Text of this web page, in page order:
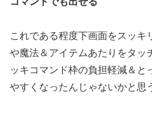
これである程度下画面をスッキ
や魔法＆アイテムあたりをタッ
ッキコマンド枠の負担軽減＆と
やすくなったんじゃないかと思